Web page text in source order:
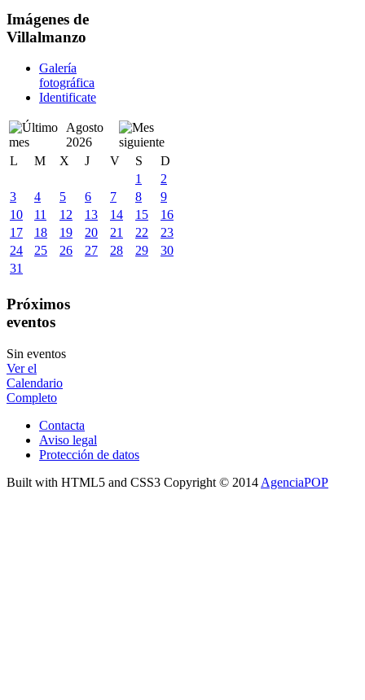
Imágenes de
Villalmanzo
Galería
fotográfica
Identificate
Agosto
2026
L
M X J V S
D
1
2
3
4 5 6 7 8
9
10
11 12 13 14 15
16
17
18 19 20 21 22
23
24
25 26 27 28 29
30
31
Próximos
eventos
Sin eventos
Ver el
Calendario
Completo
Contacta
Aviso legal
Protección de datos
Built with HTML5 and CSS3 Copyright © 2014 AgenciaPOP